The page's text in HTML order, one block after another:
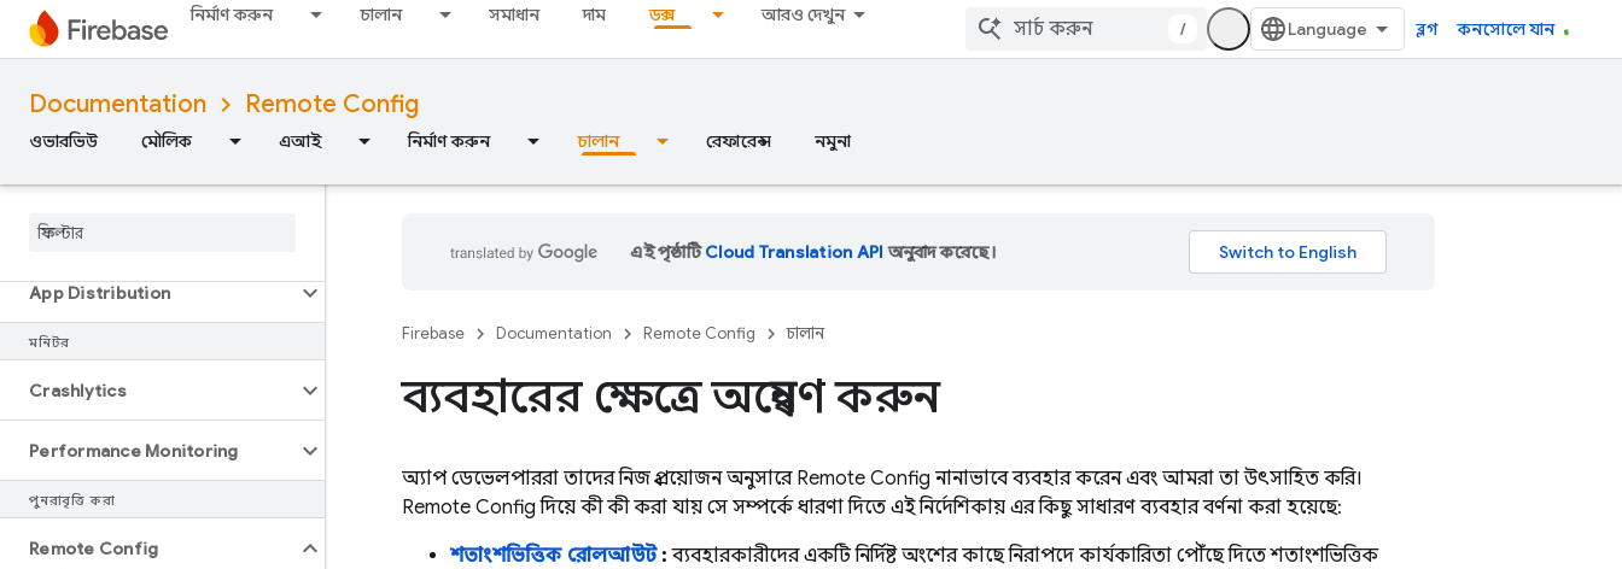
নির্মাণ করুন চালান সমাধান দাম ডক্স আরও দেখুন
/ ব্লগ কনসোলে যান
Documentation Remote Config
ওভারভিউ মৌলিক এআই নির্মাণ করুন চালান রেফারেন্স নমুনা
ওভারভিউ
মুক্তি
Test Lab
App Distribution
মনিটর
Crashlytics
Performance Monitoring
পুনরাবৃত্তি করা
Remote Config
এই পৃষ্ঠাটিCloud Translation API অনুবাদ করেছে।
Firebase Documentation Remote Config চালান
ব্যবহারের ক্ষেত্রে অন্বেষণ করুন
অ্যাপ ডেভেলপাররা তাদের নিজস্ব প্রয়োজন অনুসারে Remote Config নানাভাবে ব্যবহার করেন এবং আমরা তা উৎসাহিত করি।
Remote Config দিয়ে কী কী করা যায় সে সম্পর্কে ধারণা দিতে, এই নির্দেশিকায় এর কিছু সাধারণ ব্যবহার বর্ণনা করা হয়েছে:
শতাংশভিত্তিক রোলআউট: ব্যবহারকারীদের একটি নির্দিষ্ট অংশের কাছে নিরাপদে কার্যকারিতা পৌঁছে দিতে শতাংশভিত্তিক